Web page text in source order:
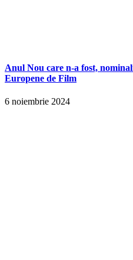
Anul Nou care n-a fost,
Europene de Film
6 noiembrie 2024